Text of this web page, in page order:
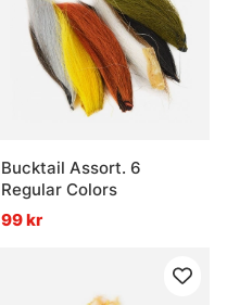
Bucktail Assort. 6
Regular Colors
99 kr